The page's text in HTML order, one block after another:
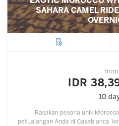
SAHARA CAMEL
from
IDR
10
Rasakan pesona unik
petualangan Anda di Casablanca,